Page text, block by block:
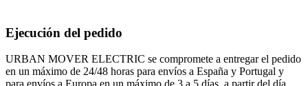
Ejecución del pedido
URBAN MOVER ELECTRIC se compromete a entregar el pedido
en un máximo de 24/48 horas para envíos a España y Portugal y